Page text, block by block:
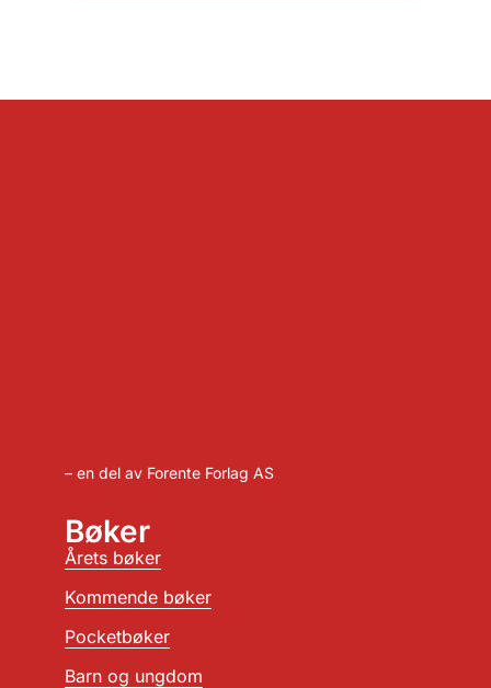
– en del av Forente Forlag AS
Bøker
Årets bøker
Kommende bøker
Pocketbøker
Barn og ungdom